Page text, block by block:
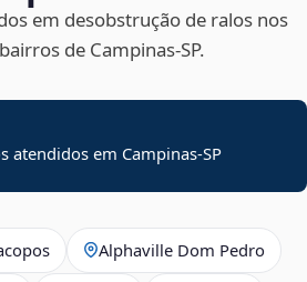
em desobstrução de ralos nos
de Campinas‑SP.
atendidos em Campinas-SP
Alphaville Dom Pedro